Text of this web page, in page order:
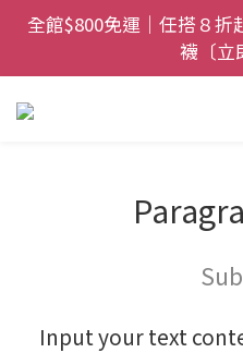
全館$800免運｜任搭８
襪〔立
全館$800免運｜任搭８
襪〔立
情人節獻禮｜sNug愛心
一起送出
一次備好
襪〔立
Input your text